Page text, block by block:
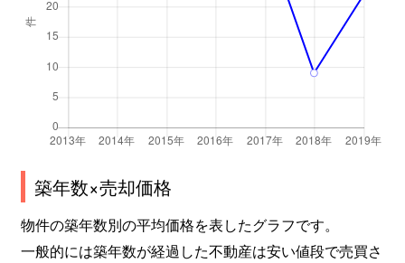
築年数×売却価格
物件の築年数別の平均価格を表したグラフです。
一般的には築年数が経過した不動産は安い値段で売買さ